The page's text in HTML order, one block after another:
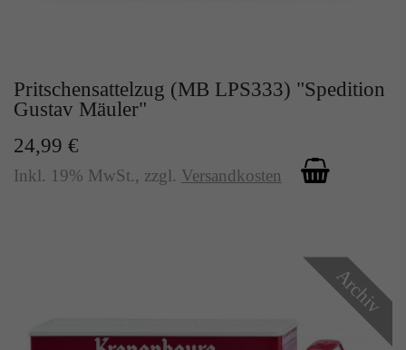
Pritschensattelzug (MB LPS333) "Spedition
Gustav Mäuler"
24,99 €
Inkl. 19% MwSt., zzgl. Versandkosten
Archiv